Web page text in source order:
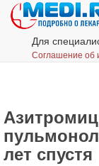
Для
Соглашение об
лет спустя